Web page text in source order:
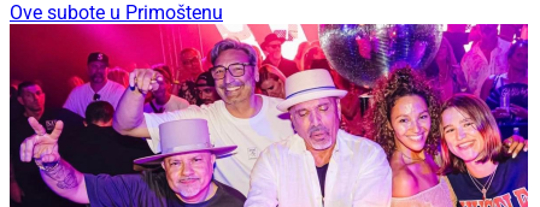
Ove subote u Primoštenu